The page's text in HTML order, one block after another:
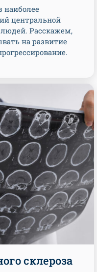
наиболее
центральной
Расскажем,
на развитие
склероза